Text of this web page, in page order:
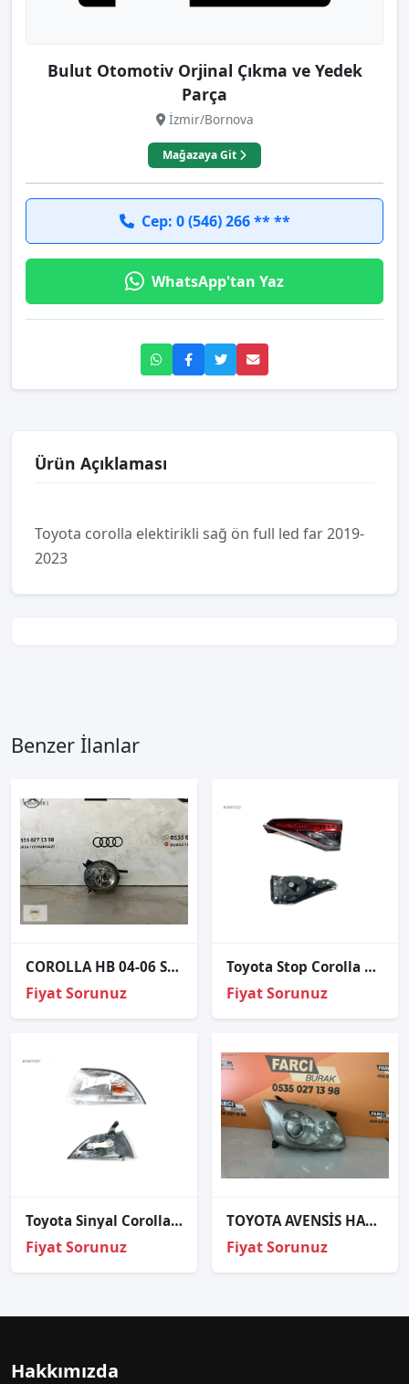
Bulut Otomotiv Orjinal Çıkma ve Yedek
Parça
İzmir/Bornova
Mağazaya Git
Cep: 0 (546) 266 ** **
WhatsApp'tan Yaz
Ürün Açıklaması
Toyota corolla elektirikli sağ ön full led far 2019-
2023
Benzer İlanlar
COROLLA HB 04-06 SOL SİS FARI ORJİNAL
Fiyat Sorunuz
Toyota Stop Corolla 19-21 İç Sağ (Ledsiz)
Fiyat Sorunuz
Toyota Sinyal Corolla Ae92 88-92 Sol
Fiyat Sorunuz
TOYOTA AVENSİS HALOJEN SAĞ FAR ORJİNAL
Fiyat Sorunuz
Hakkımızda